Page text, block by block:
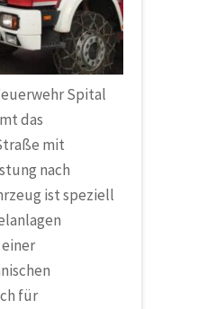
Spital
das
mit
nach
ist speziell
für